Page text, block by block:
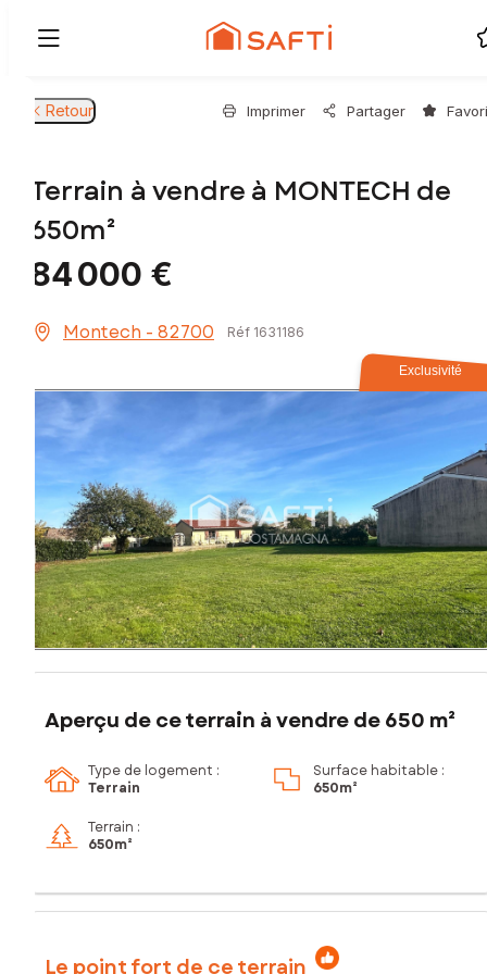
Retour Imprimer Partager
Terrain à vendre à MONTECH de
650m²
84 000 €
Montech - 82700 Réf 1631186
Exclusivité
Aperçu de ce terrain à vendre de 650 m²
Type de logement :
Terrain
Surface habitable :
650m²
Terrain :
650m²
Le point fort de ce terrain